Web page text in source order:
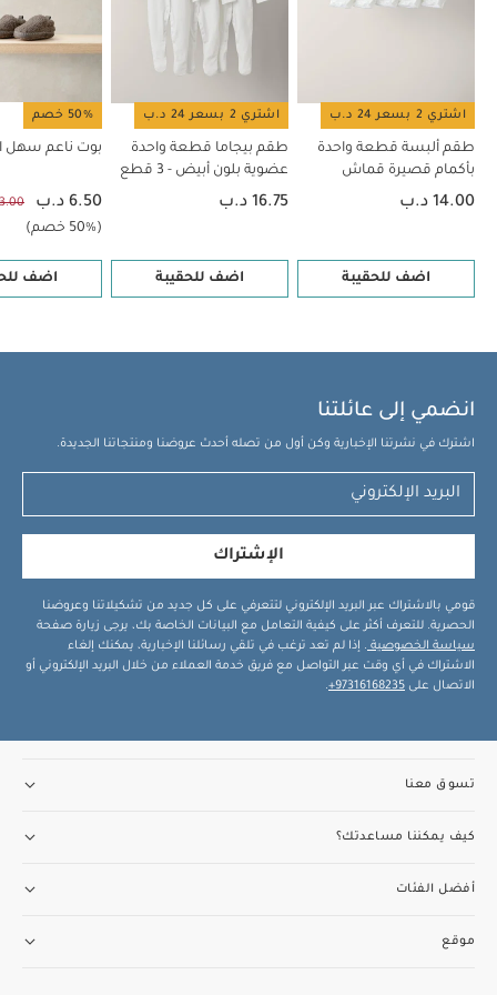
اشتري 2 بسعر 24 د.ب
طقم ألبسة قطعة واحدة
بأكمام قصيرة قماش
عضوي بلون أبيض - 5 قطع
14.00 د.ب
اضف للحقيبة
اشتري 2 بسعر 24 د.ب
طقم بيجاما قطعة واحدة
عضوية بلون أبيض - 3 قطع
16.75 د.ب
اضف للحقيبة
50% خصم
بوت ناعم سهل
6.50 د.ب 13.00
(50% خصم)
اضف
انضمي إلى عائلتنا
اشترك في نشرتنا الإخبارية وكن أول من تصله أحدث عروضنا ومنتجاتنا الجديدة.
الإشتراك
قومي بالاشتراك عبر البريد الإلكتروني لتتعرفي على كل جديد من تشكيلاتنا وعروضنا
الحصرية. للتعرف أكثر على كيفية التعامل مع البيانات الخاصة بك، يرجى زيارة صفحة
سياسة الخصوصية . إذا لم تعد ترغب في تلقي رسائلنا الإخبارية، يمكنك إلغاء
الاشتراك في أي وقت عبر التواصل مع فريق خدمة العملاء من خلال البريد الإلكتروني أو
الاتصال على 97316168235+
.
تسوق معنا
كيف يمكننا مساعدتك؟
أفضل الفئات
موقع